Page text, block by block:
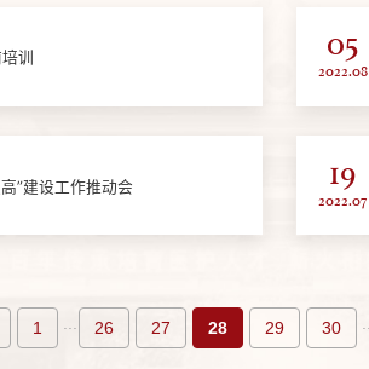
训 05
2022.08
”建设工作推动会 19
2022.07
1 26 27 28 29 30